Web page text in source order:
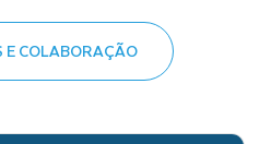
E COLABORAÇÃO